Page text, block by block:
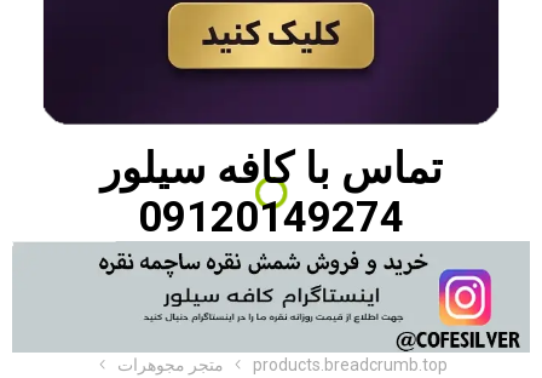
تماس باکافه سیلور
09120149274
products.breadcrumb.top
متجر مجوهرات